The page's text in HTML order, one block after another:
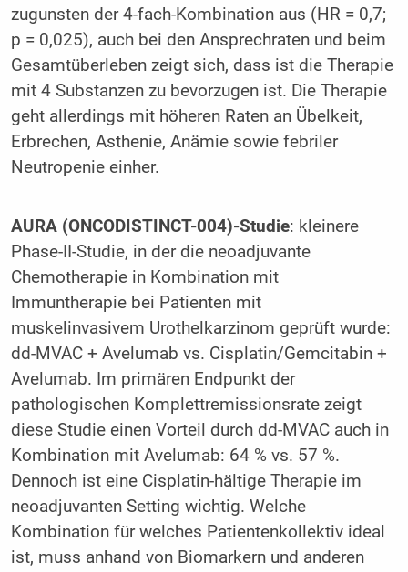
zugunsten der 4-fach-Kombination aus (HR = 0,7;
p = 0,025), auch bei den Ansprechraten und beim
Gesamtüberleben zeigt sich, dass ist die Therapie
mit 4 Substanzen zu bevorzugen ist. Die Therapie
geht allerdings mit höheren Raten an Übelkeit,
Erbrechen, Asthenie, Anämie sowie febriler
Neutropenie einher.
AURA (ONCODISTINCT-004)-Studie: kleinere
Phase-II-Studie, in der die neoadjuvante
Chemotherapie in Kombination mit
Immuntherapie bei Patienten mit
muskelinvasivem Urothelkarzinom geprüft wurde:
dd-MVAC + Avelumab vs. Cisplatin/Gemcitabin +
Avelumab. Im primären Endpunkt der
pathologischen Komplettremissionsrate zeigt
diese Studie einen Vorteil durch dd-MVAC auch in
Kombination mit Avelumab: 64 % vs. 57 %.
Dennoch ist eine Cisplatin-hältige Therapie im
neoadjuvanten Setting wichtig. Welche
Kombination für welches Patientenkollektiv ideal
ist, muss anhand von Biomarkern und anderen